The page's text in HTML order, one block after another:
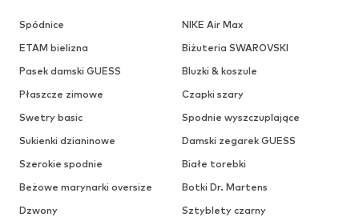
Spódnice
NIKE Air Max
ETAM bielizna
Biżuteria SWAROVSKI
Pasek damski GUESS
Bluzki & koszule
Płaszcze zimowe
Czapki szary
Swetry basic
Spodnie wyszczuplające
Sukienki dzianinowe
Damski zegarek GUESS
Szerokie spodnie
Białe torebki
Beżowe marynarki oversize
Botki Dr. Martens
Dzwony
Sztyblety czarny